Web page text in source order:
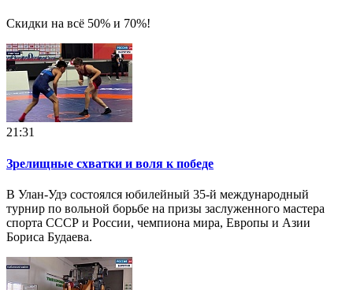
Скидки на всё 50% и 70%!
21:31
Зрелищные схватки и воля к победе
В Улан-Удэ состоялся юбилейный 35-й международный
турнир по вольной борьбе на призы заслуженного мастера
спорта СССР и России, чемпиона мира, Европы и Азии
Бориса Будаева.